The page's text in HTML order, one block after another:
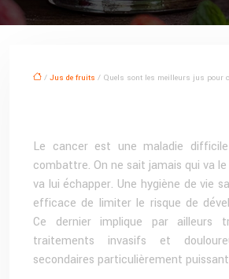
/ Jus de fruits / Quels sont les meilleurs jus pour
Le cancer est une maladie
combattre. On ne sait jamais qui va
va lui échapper. Une hygiène de vie
efficace de limiter le risque de
Ce dernier implique par ailleurs
traitements invasifs et
secondaires particulièrement